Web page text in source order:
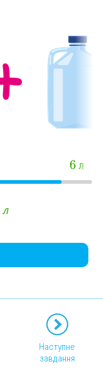
6 л
л
Наступне
завдання